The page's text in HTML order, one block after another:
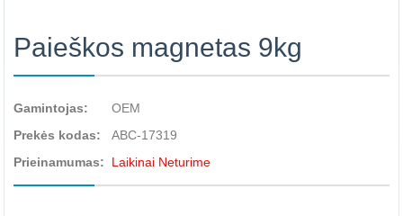
Paieškos magnetas 9kg
Gamintojas:
OEM
Prekės kodas:
ABC-17319
Prieinamumas:
Laikinai Neturime